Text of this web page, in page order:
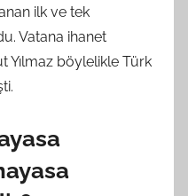
ilk ve tek
Vatana ihanet
Yılmaz böylelikle Türk